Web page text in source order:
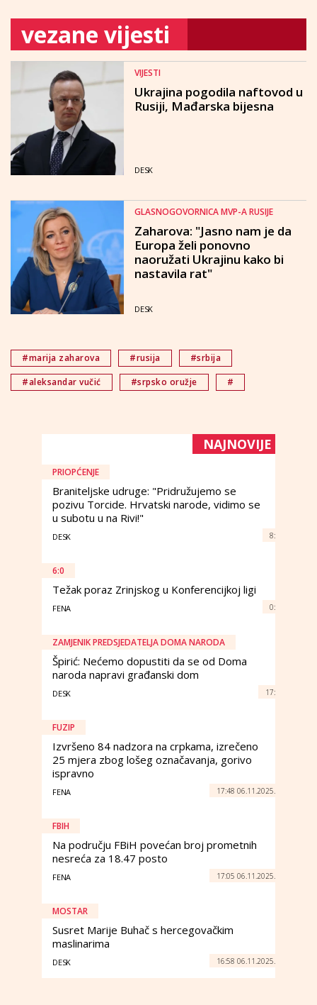
vezane vijesti
VIJESTI
Ukrajina pogodila naftovod u
Rusiji, Mađarska bijesna
DESK
GLASNOGOVORNICA MVP-A RUSIJE
Zaharova: "Jasno nam je da
Europa želi ponovno
naoružati Ukrajinu kako bi
nastavila rat"
DESK
#marija zaharova #rusija
#srbija
#aleksandar vučić
#srpsko oružje #
NAJNOVIJE
PRIOPĆENJE
Braniteljske udruge: "Pridružujemo se
pozivu Torcide. Hrvatski narode, vidimo se
u subotu u na Rivi!"
DESK 8:
6:0
Težak poraz Zrinjskog u Konferencijkoj ligi
FENA 0:
ZAMJENIK PREDSJEDATELJA DOMA NARODA
Špirić: Nećemo dopustiti da se od Doma
naroda napravi građanski dom
DESK 17:
FUZIP
Izvršeno 84 nadzora na crpkama, izrečeno
25 mjera zbog lošeg označavanja, gorivo
ispravno
FENA 17:48 06.11.2025.
FBIH
Na području FBiH povećan broj prometnih
nesreća za 18.47 posto
FENA 17:05 06.11.2025.
MOSTAR
Susret Marije Buhač s hercegovačkim
maslinarima
DESK 16:58 06.11.2025.